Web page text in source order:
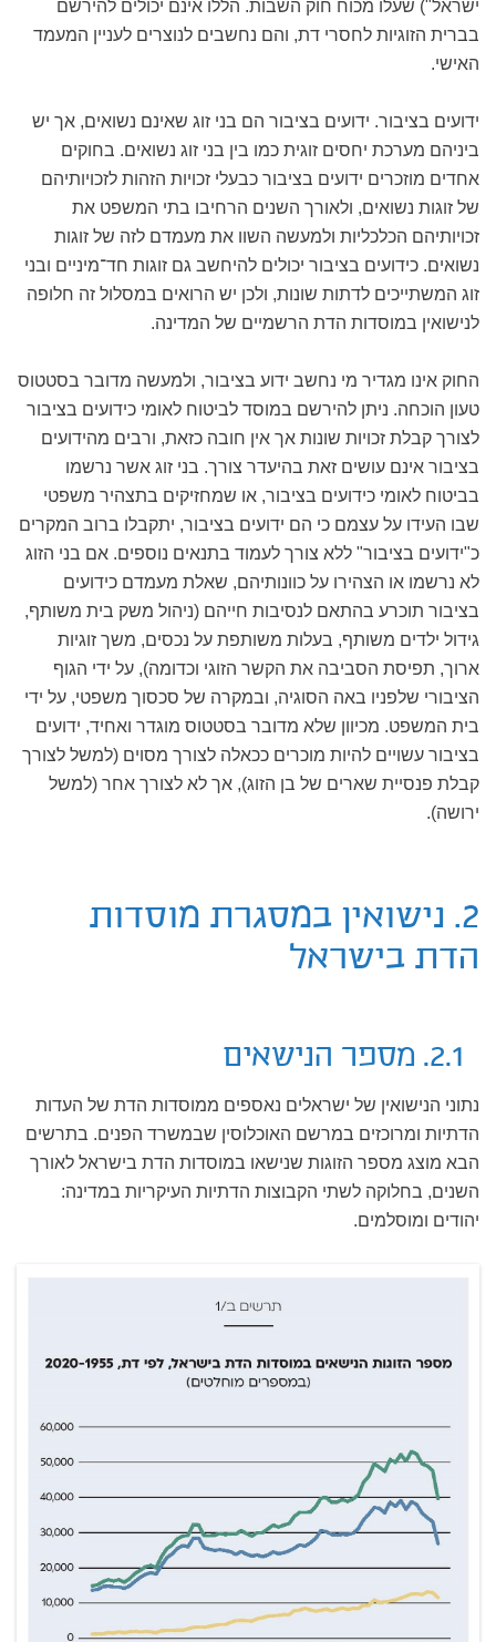
ישראל") שעלו מכוח חוק השבות. הללו אינם יכולים להירשם
בברית הזוגיות לחסרי דת, והם נחשבים לנוצרים לעניין המעמד
האישי.
ידועים בציבור. ידועים בציבור הם בני זוג שאינם נשואים, אך יש
ביניהם מערכת יחסים זוגית כמו בין בני זוג נשואים. בחוקים
אחדים מוזכרים ידועים בציבור כבעלי זכויות הזהות לזכויותיהם
של זוגות נשואים, ולאורך השנים הרחיבו בתי המשפט את
זכויותיהם הכלכליות ולמעשה השוו את מעמדם לזה של זוגות
נשואים. כידועים בציבור יכולים להיחשב גם זוגות חד־מיניים ובני
זוג המשתייכים לדתות שונות, ולכן יש הרואים במסלול זה חלופה
לנישואין במוסדות הדת הרשמיים של המדינה.
החוק אינו מגדיר מי נחשב ידוע בציבור, ולמעשה מדובר בסטטוס
טעון הוכחה. ניתן להירשם במוסד לביטוח לאומי כידועים בציבור
לצורך קבלת זכויות שונות אך אין חובה כזאת, ורבים מהידועים
בציבור אינם עושים זאת בהיעדר צורך. בני זוג אשר נרשמו
בביטוח לאומי כידועים בציבור, או שמחזיקים בתצהיר משפטי
שבו העידו על עצמם כי הם ידועים בציבור, יתקבלו ברוב המקרים
כ"ידועים בציבור" ללא צורך לעמוד בתנאים נוספים. אם בני הזוג
לא נרשמו או הצהירו על כוונותיהם, שאלת מעמדם כידועים
בציבור תוכרע בהתאם לנסיבות חייהם (ניהול משק בית משותף,
גידול ילדים משותף, בעלות משותפת על נכסים, משך זוגיות
ארוך, תפיסת הסביבה את הקשר הזוגי וכדומה), על ידי הגוף
הציבורי שלפניו באה הסוגיה, ובמקרה של סכסוך משפטי, על ידי
בית המשפט. מכיוון שלא מדובר בסטטוס מוגדר ואחיד, ידועים
בציבור עשויים להיות מוכרים ככאלה לצורך מסוים (למשל לצורך
קבלת פנסיית שארים של בן הזוג), אך לא לצורך אחר (למשל
ירושה).
2. נישואין במסגרת מוסדות
הדת בישראל
נתוני הנישואין של ישראלים נאספים ממוסדות הדת של העדות
הדתיות ומרוכזים במרשם האוכלוסין שבמשרד הפנים. בתרשים
הבא מוצג מספר הזוגות שנישאו במוסדות הדת בישראל לאורך
השנים, בחלוקה לשתי הקבוצות הדתיות העיקריות במדינה:
יהודים ומוסלמים.